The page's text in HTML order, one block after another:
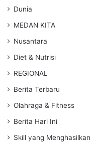
Dunia
MEDAN KITA
Nusantara
Diet & Nutrisi
REGIONAL
Berita Terbaru
Olahraga & Fitness
Berita Hari Ini
Skill yang Menghasilkan